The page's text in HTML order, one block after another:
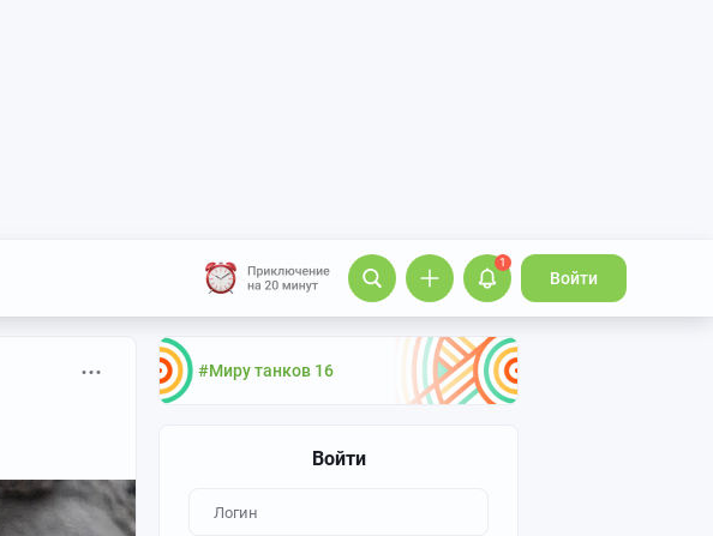
1
Войти
#Миру танков 16
Войти